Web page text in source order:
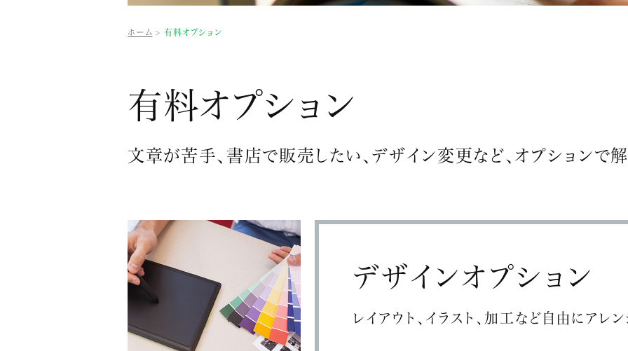
ホーム 有料オプション
有料オプション
文章が苦手、書店で販売したい、デザイン変更など、オプションで
デザインオプション
レイアウト、イラスト、加工など自由にアレン